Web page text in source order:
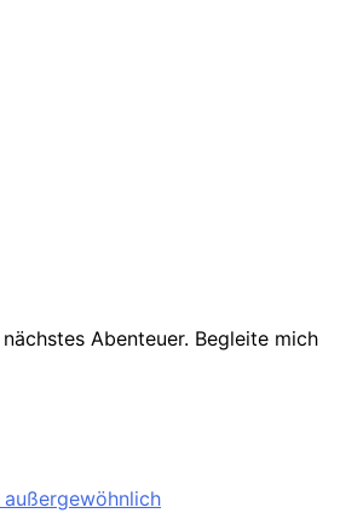
Abenteuer. Begleite mich